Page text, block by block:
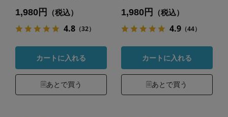
1,980円 （税込）
4.8（32）
カートに入れる
あとで買う
1,980円 （税込）
4.9（44）
カートに入れる
あとで買う